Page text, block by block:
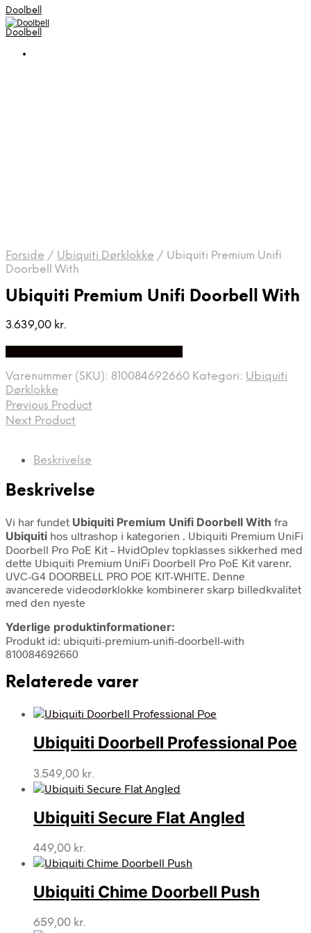
Doolbell
Doolbell
Forside / Ubiquiti Dørklokke / Ubiquiti Premium Unifi
Doorbell With
Ubiquiti Premium Unifi Doorbell With
3.639,00 kr.
Varenummer (SKU): 810084692660 Kategori: Ubiquiti
Dørklokke
Previous Product
Next Product
Beskrivelse
Beskrivelse
Vi har fundet Ubiquiti Premium Unifi Doorbell With fra
Ubiquiti hos ultrashop i kategorien . Ubiquiti Premium UniFi
Doorbell Pro PoE Kit – HvidOplev topklasses sikkerhed med
dette Ubiquiti Premium UniFi Doorbell Pro PoE Kit varenr.
UVC-G4 DOORBELL PRO POE KIT-WHITE. Denne
avancerede videodørklokke kombinerer skarp billedkvalitet
med den nyeste
Yderlige produktinformationer:
Produkt id: ubiquiti-premium-unifi-doorbell-with
810084692660
Relaterede varer
Ubiquiti Doorbell Professional Poe
3.549,00 kr.
Ubiquiti Secure Flat Angled
449,00 kr.
Ubiquiti Chime Doorbell Push
659,00 kr.